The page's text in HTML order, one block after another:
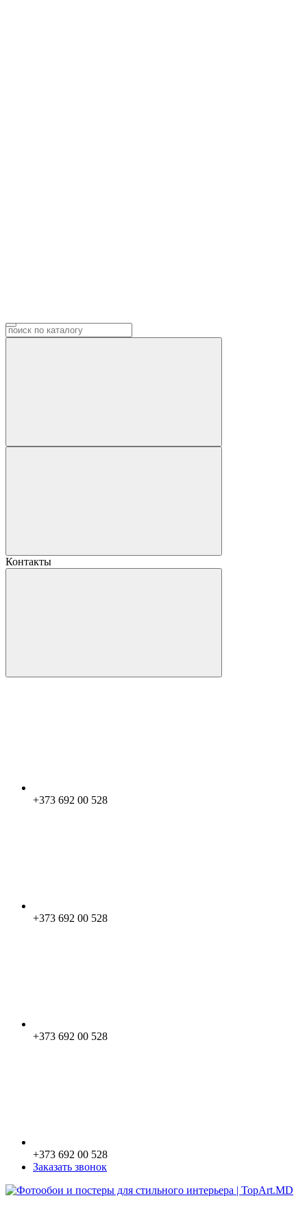
Контакты
+373 692 00 528
+373 692 00 528
+373 692 00 528
+373 692 00 528
Заказать звонок